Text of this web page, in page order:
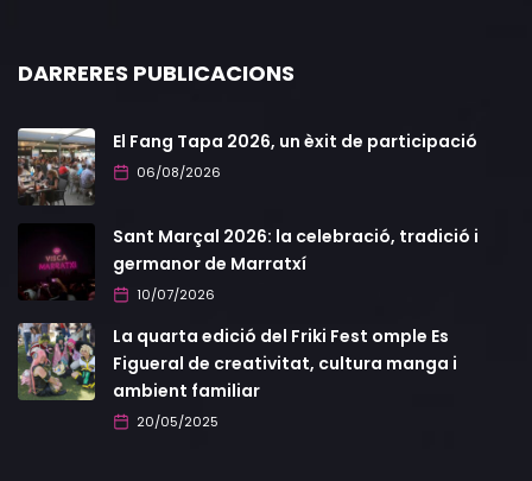
DARRERES PUBLICACIONS
El Fang Tapa 2026, un èxit de participació
06/08/2026
Sant Marçal 2026: la celebració, tradició i
germanor de Marratxí
10/07/2026
La quarta edició del Friki Fest omple Es
Figueral de creativitat, cultura manga i
ambient familiar
20/05/2025